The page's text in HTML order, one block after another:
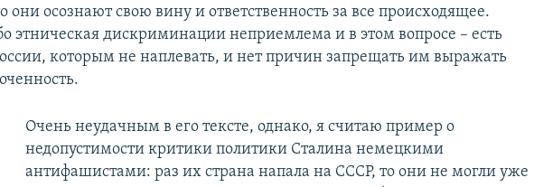
они осознают свою вину и ответственность за все происходящее.
этническая дискриминации неприемлема и в этом вопросе – есть
которым не наплевать, и нет причин запрещать им выражать
Очень неудачным в его тексте, однако, я считаю пример о
недопустимости критики политики Сталина немецкими
антифашистами: раз их страна напала на СССР, то они не могли уже